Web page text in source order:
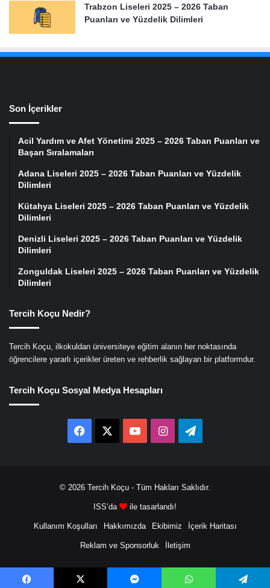
Trabzon Liseleri 2025 – 2026 Taban
Puanları ve Yüzdelik Dilimleri
Son İçerikler
Acil Yardım ve Afet Yönetimi 2025 – 2026 Taban Puanları ve
Başarı Sıralamaları
Adana Liseleri 2025 – 2026 Taban Puanları ve Yüzdelik
Dilimleri
Kütahya Liseleri 2025 – 2026 Taban Puanları ve Yüzdelik
Dilimleri
Denizli Liseleri 2025 – 2026 Taban Puanları ve Yüzdelik
Dilimleri
Zonguldak Liseleri 2025 – 2026 Taban Puanları ve Yüzdelik
Dilimleri
Tercih Koçu Nedir?
Tercih Koçu, ilkokuldan üniversiteye eğitim alanın her noktasında
öğrencilere yararlı içerikler üreten ve rehberlik sağlayan bir platformdur.
Tercih Koçu Sosyal Medya Hesapları
Facebook YouTubeInstagramTelegram
© 2026 Tercih Koçu - Tüm Hakları Saklıdır.
ISS’da ile tasarlandı!
Kullanım Koşulları Hakkımızda Ekibimiz İçerik Haritası
Reklam ve Sponsorluk İletişim